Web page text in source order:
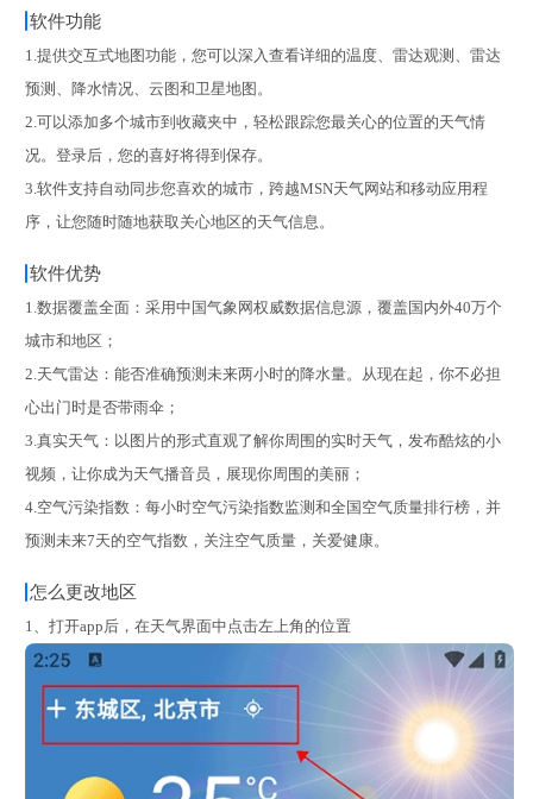
软件功能
1.提供交互式地图功能，您可以深入查看详细的温度、雷达观测、雷达
预测、降水情况、云图和卫星地图。
2.可以添加多个城市到收藏夹中，轻松跟踪您最关心的位置的天气情
况。登录后，您的喜好将得到保存。
3.软件支持自动同步您喜欢的城市，跨越MSN天气网站和移动应用程
序，让您随时随地获取关心地区的天气信息。
软件优势
1.数据覆盖全面：采用中国气象网权威数据信息源，覆盖国内外40万个
城市和地区；
2.天气雷达：能否准确预测未来两小时的降水量。从现在起，你不必担
心出门时是否带雨伞；
3.真实天气：以图片的形式直观了解你周围的实时天气，发布酷炫的小
视频，让你成为天气播音员，展现你周围的美丽；
4.空气污染指数：每小时空气污染指数监测和全国空气质量排行榜，并
预测未来7天的空气指数，关注空气质量，关爱健康。
怎么更改地区
1、打开app后，在天气界面中点击左上角的位置